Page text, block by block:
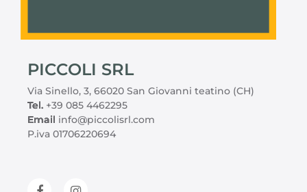
PICCOLI SRL
Via Sinello, 3, 66020 San Giovanni teatino (CH)
Tel. +39 085 4462295
Email info@piccolisrl.com
P.iva 01706220694